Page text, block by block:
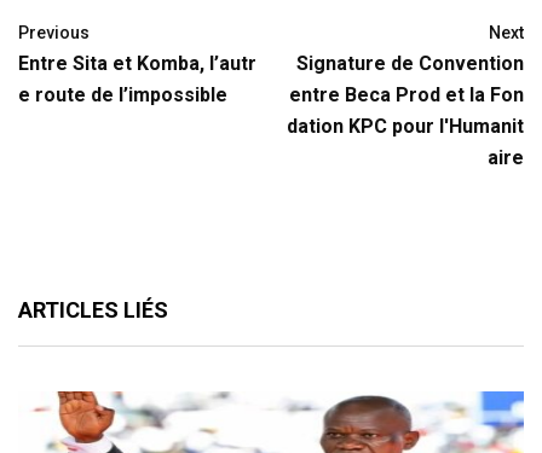
Previous
Entre Sita et Komba, l’autr
e route de l’impossible
Next
Signature de Convention
entre Beca Prod et la Fon
dation KPC pour l'Humanit
aire
ARTICLES LIÉS